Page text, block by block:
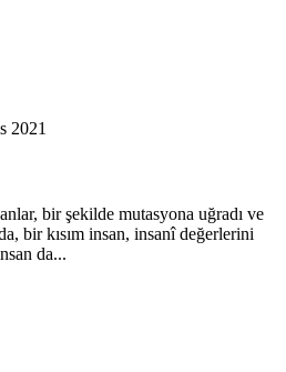
2021
bir şekilde mutasyona uğradı ve
bir kısım insan, insanî değerlerini
da...